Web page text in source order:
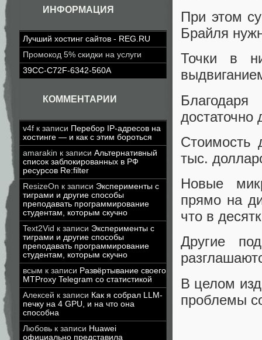
ИНФОРМАЦИЯ
Лучший хостинг сайтов - REG.RU
Промокод 5% скидки на услуги
39CC-C72F-6342-560A
КОММЕНТАРИИ
v4f к записи Перебор IP-адресов на
хостинге — и как с этим бороться
amarakin к записи Альтернативный
список заблокированных в РФ
ресурсов Re:filter
ResizeOn к записи Эксперименты с
тиграми и другие способы
преподавать программирование
студентам, которым скучно
Text2Vid к записи Эксперименты с
тиграми и другие способы
преподавать программирование
студентам, которым скучно
всым к записи Развёртывание своего
MTProxy Telegram со статистикой
Алексей к записи Как я собрал LLM-
печку на 4 GPU, и на что она
способна
Любовь к записи Huawei
официально представила
При этом
Брайля
Точки в
достаточно
Стоимость
тыс.
Новые
прямо на
что в
Другие
В целом
проблемы